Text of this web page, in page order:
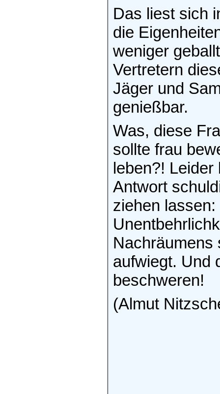
Das liest sich
die
weniger
Vertretern
Jäger und
genießbar.
Was, diese
sollte frau
leben?! Leider
Antwort
ziehen
Nachräumens
aufwiegt. Und
beschweren!
(Almut